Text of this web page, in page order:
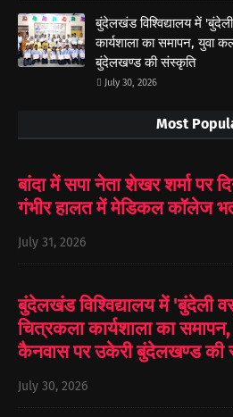
बुंदेलखंड विश्विद्यालय में
कार्यशाला का समापन, युवा
बुंदेलखण्ड की संस्कृति
July 30, 2026
Most
बांदा में सपा नेता शेखर शर्मा पर
गंभीर हालत में मेडिकल कॉलेज
July 31, 2026
बुंदेलखंड विश्विद्यालय में 'बुंदेली
चित्रकला कार्यशाला का
कैनवास पर उकेरी बुंदेलखण्ड की
July 30, 2026